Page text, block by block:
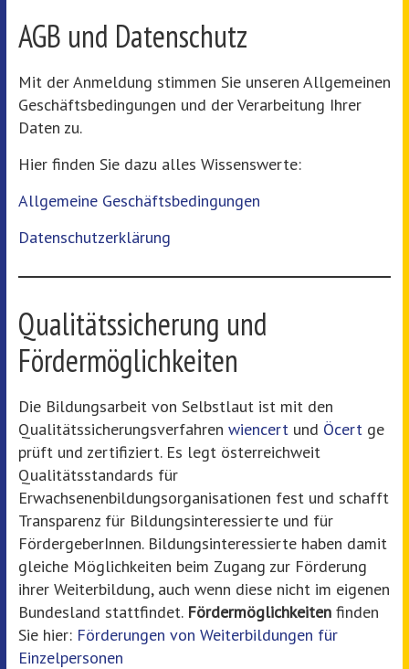
AGB und Datenschutz
Mit der Anmeldung stimmen Sie unseren Allgemeinen
Geschäftsbedingungen und der Verarbeitung Ihrer
Daten zu.
Hier finden Sie dazu alles Wissenswerte:
Allgemeine Geschäftsbedingungen
Datenschutzerklärung
Qualitätssicherung und
Fördermöglichkeiten
Die Bildungsarbeit von Selbstlaut ist mit den
Qualitätssicherungsverfahren wiencertund Öcertge
prüft und zertifiziert. Es legt österreichweit
Qualitätsstandards für
Erwachsenenbildungsorganisationen fest und schafft
Transparenz für Bildungsinteressierte und für
FördergeberInnen. Bildungsinteressierte haben damit
gleiche Möglichkeiten beim Zugang zur Förderung
ihrer Weiterbildung, auch wenn diese nicht im eigenen
Bundesland stattfindet. Fördermöglichkeitenfinden
Sie hier: Förderungen von Weiterbildungen für
Einzelpersonen